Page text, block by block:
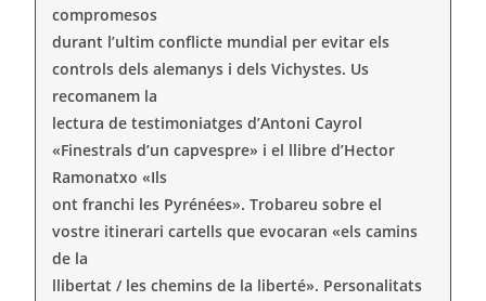
compromesos
durant l’ultim conflicte mundial per evitar els
controls dels alemanys i dels Vichystes. Us
recomanem la
lectura de testimoniatges d’Antoni Cayrol
«Finestrals d’un capvespre» i el llibre d’Hector
Ramonatxo «Ils
ont franchi les Pyrénées». Trobareu sobre el
vostre itinerari cartells que evocaran «els camins
de la
llibertat / les chemins de la liberté». Personalitats